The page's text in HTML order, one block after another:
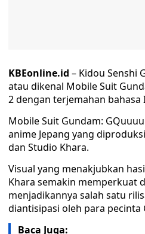
KBEonline.id – Kidou Senshi
atau dikenal Mobile Suit
2 dengan terjemahan bahasa
Mobile Suit Gundam:
anime Jepang yang
dan Studio Khara.
Visual yang menakjubkan
Khara semakin memperkuat
menjadikannya salah satu
diantisipasi oleh para pecinta
Baca Juga: